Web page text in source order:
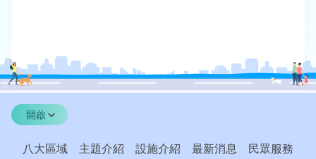
開啟
八大區域 主題介紹 設施介紹 最新消息 民眾服務